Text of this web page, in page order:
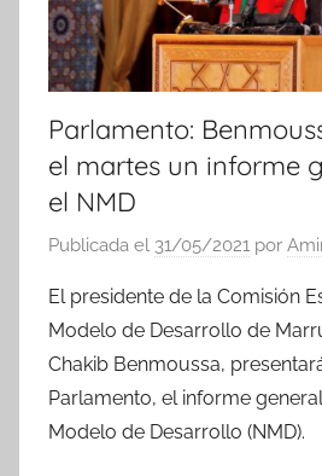
Parlamento:
el martes un informe
el NMD
Publicada el 31/05/2021 por
El presidente de la Comisión
Modelo de Desarrollo de
Chakib Benmoussa,
Parlamento, el informe
Modelo de Desarrollo (NMD).